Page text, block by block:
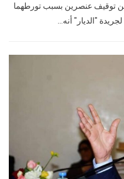
توقيف عنصرين بسبب تورطهما
"الديار" أنه…